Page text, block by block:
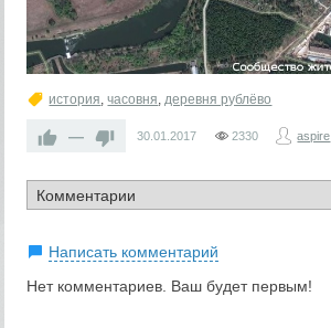
история,часовня,деревня рублёво
— 30.01.2017 2330 aspire
Написать комментарий
Нет комментариев. Ваш будет первым!